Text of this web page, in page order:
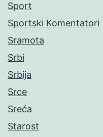
Sport
Sportski Komentatori
Sramota
Srbi
Srbija
Srce
Sreća
Starost